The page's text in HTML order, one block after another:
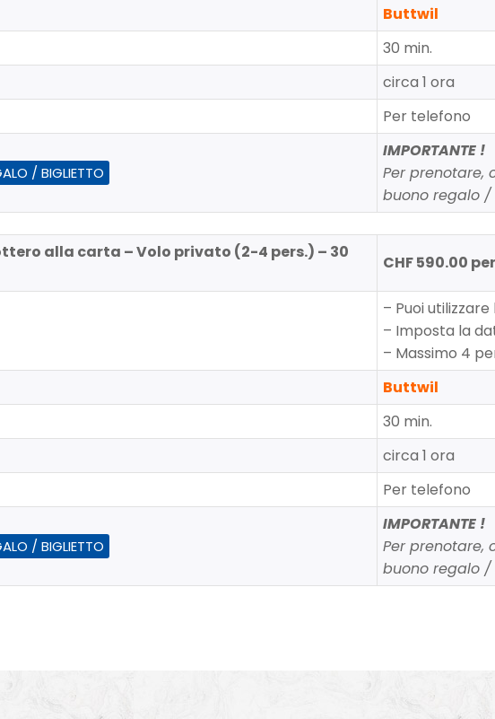
Buttwil
30 min.
circa 1 ora
Per telefono
/ BIGLIETTO
IMPORTANTE !
Per prenotare,
buono regalo /
alla carta – Volo privato (2-4 pers.) – 30
CHF 590.00
– Puoi
– Imposta la
– Massimo 4
Buttwil
30 min.
circa 1 ora
Per telefono
/ BIGLIETTO
IMPORTANTE !
Per prenotare,
buono regalo /